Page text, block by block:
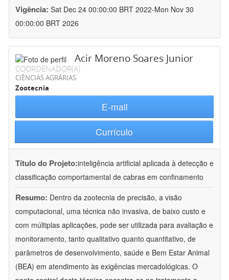
Vigência: Sat Dec 24 00:00:00 BRT 2022-Mon Nov 30
00:00:00 BRT 2026
Acir Moreno Soares Junior
COORDENADOR(A)
CIÊNCIAS AGRÁRIAS
Zootecnia
E-mail
Currículo
Título do Projeto:inteligência artificial aplicada à detecção e
classificação comportamental de cabras em confinamento
Resumo: Dentro da zootecnia de precisão, a visão
computacional, uma técnica não invasiva, de baixo custo e
com múltiplas aplicações, pode ser utilizada para avaliação e
monitoramento, tanto qualitativo quanto quantitativo, de
parâmetros de desenvolvimento, saúde e Bem Estar Animal
(BEA) em atendimento às exigências mercadológicas. O